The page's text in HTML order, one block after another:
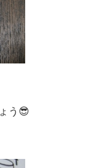
う😎